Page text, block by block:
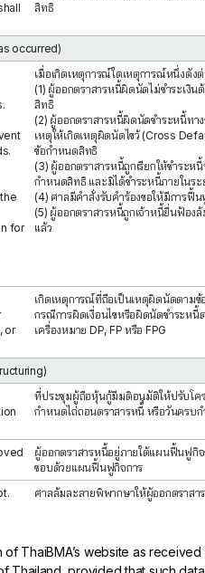
สิทธิ
occurred)
for
เมื่อเกิดเหตุการณ์ใดเหตุการณ์หนึ่งดัง
(1) ผู้ออกตราสารหนี้ผิดนัดไม่ชำระเงิ
สิทธิ
(2) ผู้ออกตราสารหนี้ผิดนัดชำระหนี้ทา
เหตุให้เกิดเหตุผิดนัดไขว้ (Cross
ข้อกำหนดสิทธิ
(3) ผู้ออกตราสารหนี้ถูกเรียกให้ชำระ
กำหนดสิทธิ และมิได้ชำระหนี้ภายในระ
(4) ศาลมีคำสั่งรับคำร้องขอให้มีการฟื้
(5) ผู้ออกตราสารหนี้ถูกเจ้าหนี้ยื่นฟ้อง
แล้ว
or
เกิดเหตุการณ์ที่ถือเป็นเหตุผิดนัดตาม
กรณีการผิดเงื่อนไขหรือผิดนัดชำระหนี้
เครื่องหมาย DP, FP หรือ FPG
ที่ประชุมผู้ถือหุ้นกู้มีมติอนุมัติให้ปรับโคร
กำหนดไถ่ถอนตราสารหนี้ หรือวันครบก
ผู้ออกตราสารหนี้อยู่ภายใต้แผนฟื้นฟูกิ
ชอบด้วยแผนฟื้นฟูกิจการ
ศาลล้มละลายพิพากษาให้ผู้ออกตราสา
ThaiBMA’s website as